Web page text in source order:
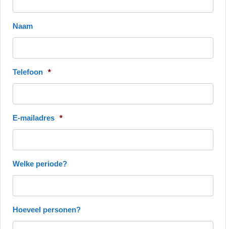
Naam
Telefoon *
E-mailadres *
Welke periode?
Hoeveel personen?